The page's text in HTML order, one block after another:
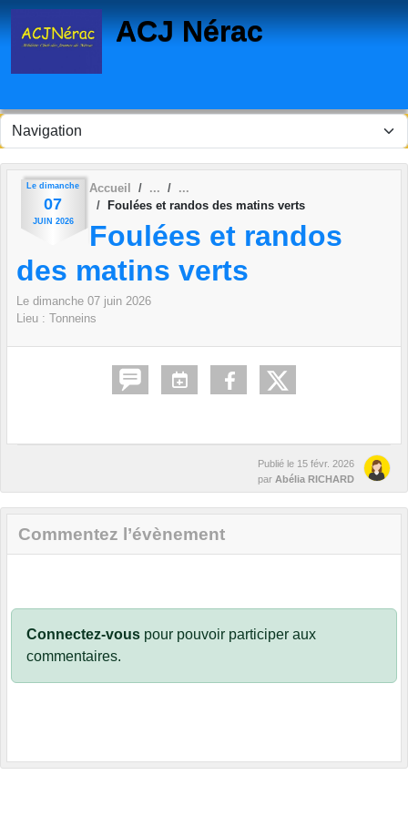
ACJ Nérac
Le dimanche
07
JUIN 2026
Accueil
Foulées et randos des matins verts
Foulées et randos
des matins verts
Le dimanche 07 juin 2026
Lieu : Tonneins
Publié le 15 févr. 2026
par Abélia RICHARD
Commentez l’évènement
Connectez-vous pour pouvoir participer aux
commentaires.
Panneau de gestion des cookies